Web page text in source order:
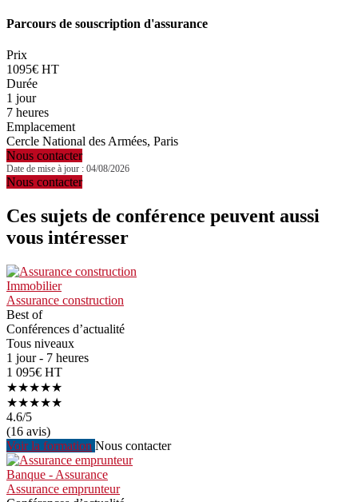
Parcours de souscription d'assurance
Prix
1095€ HT
Durée
1 jour
7 heures
Emplacement
Cercle National des Armées, Paris
Nous contacter
Date de mise à jour : 04/08/2026
Nous contacter
Ces sujets de conférence peuvent aussi
vous intéresser
Immobilier
Assurance construction
Best of
Conférences d’actualité
Tous niveaux
1 jour - 7 heures
1 095€ HT
★★★★★
★★★★★
4.6/5
(16 avis)
Voir la formation Nous contacter
Banque - Assurance
Assurance emprunteur